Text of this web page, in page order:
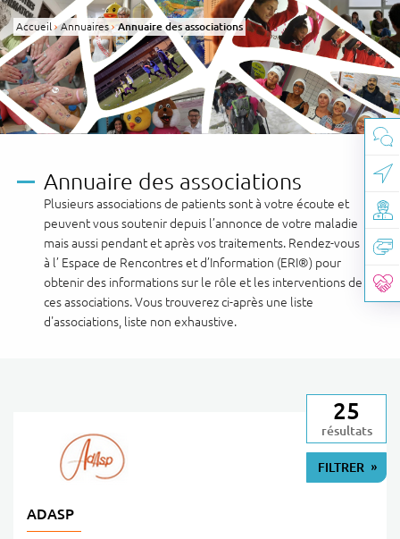
Accueil Annuaires Page active :
Annuaire des associations
Annuaire des associations
Plusieurs associations de patients sont à votre écoute et
peuvent vous soutenir depuis l’annonce de votre maladie
mais aussi pendant et après vos traitements. Rendez-vous
à l’ Espace de Rencontres et d’Information (ERI®) pour
obtenir des informations sur le rôle et les interventions de
ces associations. Vous trouverez ci-après une liste
d'associations, liste non exhaustive.
25
résultats
FILTRER LES
ADASP
Panneau de gestion des cookies